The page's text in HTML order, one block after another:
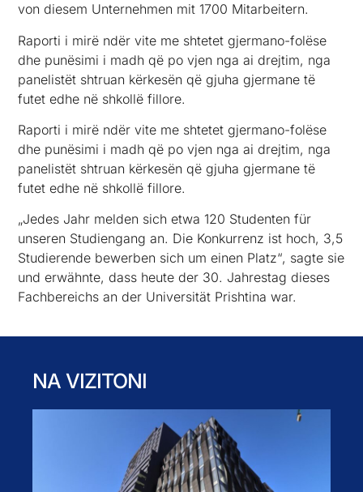
von diesem Unternehmen mit 1700 Mitarbeitern.
Raporti i mirë ndër vite me shtetet gjermano-folëse
dhe punësimi i madh që po vjen nga ai drejtim, nga
panelistët shtruan kërkesën që gjuha gjermane të
futet edhe në shkollë fillore.
Raporti i mirë ndër vite me shtetet gjermano-folëse
dhe punësimi i madh që po vjen nga ai drejtim, nga
panelistët shtruan kërkesën që gjuha gjermane të
futet edhe në shkollë fillore.
„Jedes Jahr melden sich etwa 120 Studenten für
unseren Studiengang an. Die Konkurrenz ist hoch, 3,5
Studierende bewerben sich um einen Platz“, sagte sie
und erwähnte, dass heute der 30. Jahrestag dieses
Fachbereichs an der Universität Prishtina war.
NA VIZITONI